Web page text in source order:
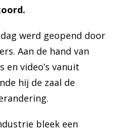
werd geopend door
Aan de hand van
en video’s vanuit
hij de zaal de
bleek een